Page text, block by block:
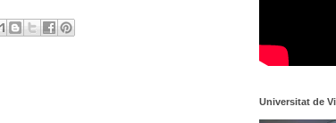
Universitat de